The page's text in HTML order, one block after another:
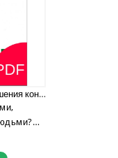
с
Природные методы решения конфликтов (PDF)
нас с